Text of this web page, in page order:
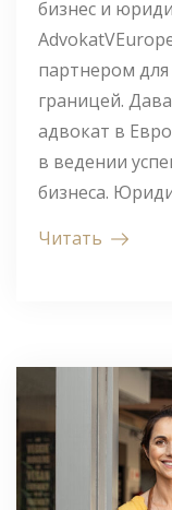
бизнес и
партнером для
границей.
адвокат в
в ведении
бизнеса.
Читать